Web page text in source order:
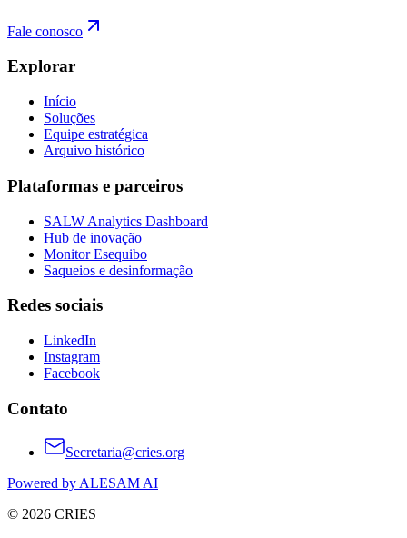
Fale conosco
Explorar
Início
Soluções
Equipe estratégica
Arquivo histórico
Plataformas e parceiros
SALW Analytics Dashboard
Hub de inovação
Monitor Esequibo
Saqueios e desinformação
Redes sociais
LinkedIn
Instagram
Facebook
Contato
Secretaria@cries.org
Powered by ALESAM AI
© 2026 CRIES